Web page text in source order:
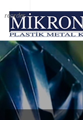
reorder